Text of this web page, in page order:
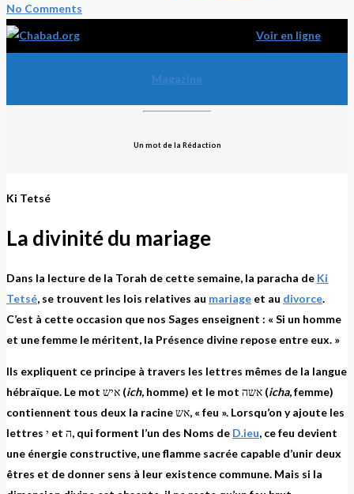
No Comments
Voir en ligne
Magazine
Un mot de la Rédaction
Ki Tetsé
La divinité du mariage
Dans la lecture de la Torah de cette semaine, la paracha de Ki
Tetsé, se trouvent les lois relatives au mariage et au divorce.
C’est à cette occasion que nos Sages enseignent : « Si un homme
et une femme le méritent, la Présence divine repose entre eux. »
Ils expliquent ce principe à travers les lettres mêmes de la langue
hébraïque. Le mot איש (ich , homme) et le mot אשה (icha, femme)
contiennent tous deux la racine אש, « feu ». Lorsqu’on y ajoute les
lettres י et ה, qui forment l’un des Noms de D.ieu, ce feu devient
une énergie constructive, une flamme sacrée capable d’unir deux
êtres et de donner sens à leur existence commune. Mais si la